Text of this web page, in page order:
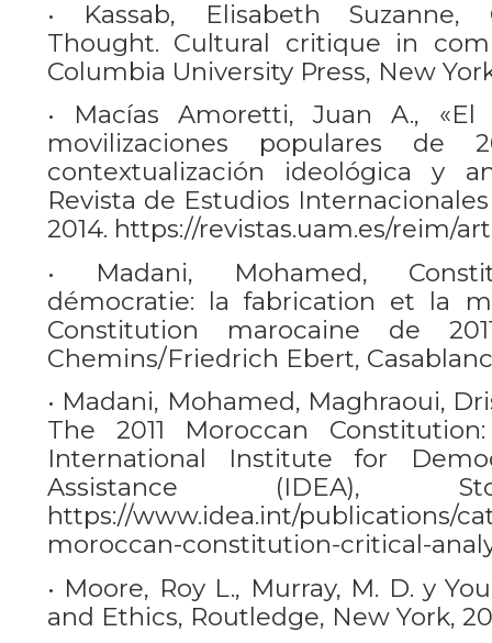
• Kassab, Elisabeth Suzanne,
Thought. Cultural critique in
Columbia University Press, New
• Macías Amoretti, Juan A.,
movilizaciones populares de
contextualización ideológica y
Revista de Estudios
2014. https://revistas.uam.es/reim/
• Madani, Mohamed,
démocratie: la fabrication et la
Constitution marocaine de
Chemins/Friedrich Ebert,
• Madani, Mohamed, Maghraoui,
The 2011 Moroccan
International Institute for
Assistance (IDEA),
https://www.idea.int/publications/
moroccan-constitution-critical-
• Moore, Roy L., Murray, M. D. y
and Ethics, Routledge, New York,